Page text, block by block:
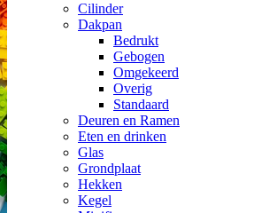
Cilinder
Dakpan
Bedrukt
Gebogen
Omgekeerd
Overig
Standaard
Deuren en Ramen
Eten en drinken
Glas
Grondplaat
Hekken
Kegel